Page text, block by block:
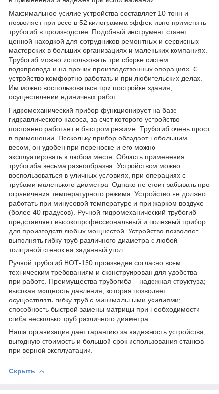
Максимальное усилие устройства составляет 10 тонн и
позволяет при весе в 52 килограмма эффективно применять
трубогиб в производстве. Подобный инструмент станет
ценной находкой для сотрудников ремонтных и сервисных
мастерских в больших организациях и маленьких компаниях.
Трубогиб можно использовать при сборке систем
водопровода и на прочих производственных операциях. С
устройство комфортно работать и при любительских делах.
Им можно воспользоваться при постройке здания,
осуществлении единичных работ.
Гидромеханический прибор функционирует на базе
гидравлического насоса, за счет которого устройство
постоянно работает в быстром режиме. Трубогиб очень прост
в применении. Поскольку прибор обладает небольшим
весом, он удобен при переноске и его можно
эксплуатировать в любом месте. Область применения
трубогиба весьма разнообразна. Устройством можно
воспользоваться в уличных условиях, при операциях с
трубами маленького диаметра. Однако не стоит забывать про
ограничения температурного режима. Устройство не должно
работать при минусовой температуре и при жарком воздухе
(более 40 градусов). Ручной гидромеханический трубогиб
представляет высокопрофессиональный и полезный прибор
для производств любых мощностей. Устройство позволяет
выполнять гибку труб различного диаметра с любой
толщиной стенок на заданный угол.
Ручной трубогиб НОТ-150 произведен согласно всем
техническим требованиям и сконструирован для удобства
при работе. Преимущества трубогиба – надежная структура;
высокая мощность давления, которая позволяет
осуществлять гибку труб с минимальными усилиями;
способность быстрой замены матрицы при необходимости
сгиба несколько труб различного диаметра.
Наша организация дает гарантию за надежность устройства,
выгодную стоимость и большой срок использования станков
при верной эксплуатации.
Скрыть